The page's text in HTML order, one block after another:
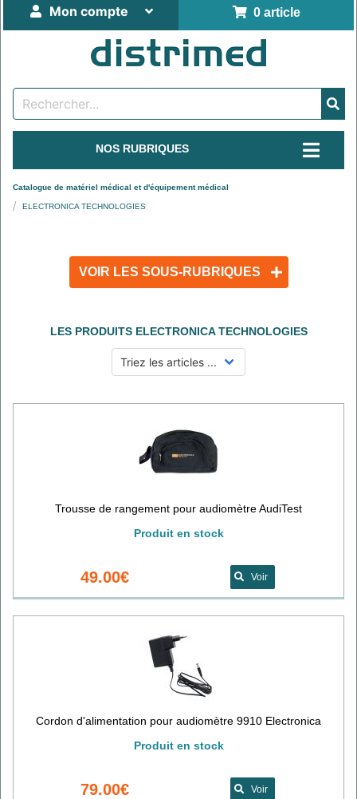
0 article
Mon compte
NOS RUBRIQUES
Catalogue de matériel médical et d'équipement médical
ELECTRONICA TECHNOLOGIES
VOIR LES SOUS-RUBRIQUES
LES PRODUITS ELECTRONICA TECHNOLOGIES
Trousse de rangement pour audiomètre AudiTest
Produit en stock
49.00€ Voir
Cordon d'alimentation pour audiomètre 9910 Electronica
Produit en stock
79.00€ Voir